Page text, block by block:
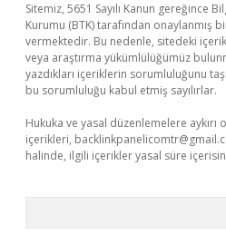
Sitemiz, 5651 Sayılı Kanun gereğince
Kurumu (BTK) tarafından onaylanmış
vermektedir. Bu nedenle, sitedeki
veya araştırma yükümlülüğümüz
yazdıkları içeriklerin sorumluluğunu
bu sorumluluğu kabul etmiş sayılırlar.
Hukuka ve yasal düzenlemelere
içerikleri,
halinde, ilgili içerikler yasal süre